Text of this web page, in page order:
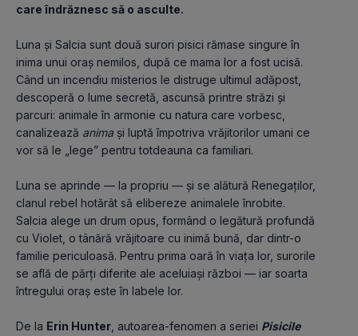
care îndrăznesc să o asculte.
Luna și Salcia sunt două surori pisici rămase singure în
inima unui oraș nemilos, după ce mama lor a fost ucisă.
Când un incendiu misterios le distruge ultimul adăpost,
descoperă o lume secretă, ascunsă printre străzi și
parcuri: animale în armonie cu natura care vorbesc,
canalizează anima și luptă împotriva vrăjitorilor umani ce
vor să le „lege” pentru totdeauna ca familiari.
Luna se aprinde — la propriu — și se alătură Renegaților,
clanul rebel hotărât să elibereze animalele înrobite.
Salcia alege un drum opus, formând o legătură profundă
cu Violet, o tânără vrăjitoare cu inimă bună, dar dintr-o
familie periculoasă. Pentru prima oară în viața lor, surorile
se află de părți diferite ale aceluiași război — iar soarta
întregului oraș este în labele lor.
De la Erin Hunter , autoarea-fenomen a seriei Pisicile